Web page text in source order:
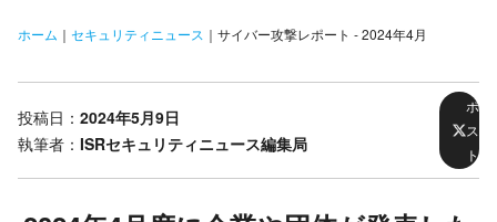
ホーム ｜ セキュリティニュース ｜ サイバー攻撃レポート - 2024年4月
投稿日： 2024年5月9日
執筆者： ISRセキュリティニュース編集局
ポ
ス
ト